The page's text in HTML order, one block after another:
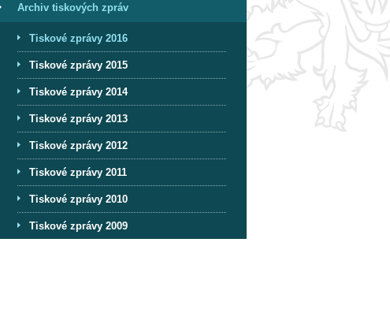
Archiv tiskových zpráv
Tiskové zprávy 2016
Tiskové zprávy 2015
Tiskové zprávy 2014
Tiskové zprávy 2013
Tiskové zprávy 2012
Tiskové zprávy 2011
Tiskové zprávy 2010
Tiskové zprávy 2009